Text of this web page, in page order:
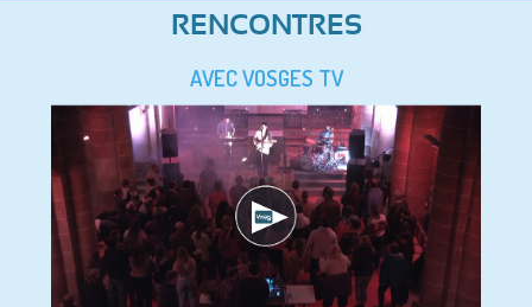
RENCONTRES
AVEC VOSGES TV